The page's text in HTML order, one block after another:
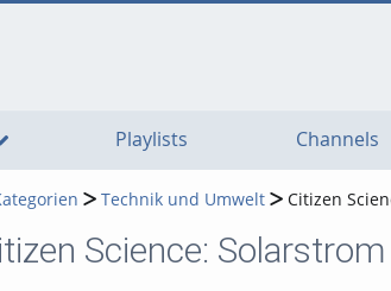
Playlists Channels
Technik und Umwelt Citizen
Science: